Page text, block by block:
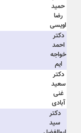
حمید
رضا
اویسی
دکتر
احمد
خواجه
ایم
دکتر
سعید
غنی
آبادی
دکتر
سید